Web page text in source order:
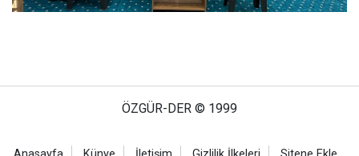
ÖZGÜR-DER © 1999